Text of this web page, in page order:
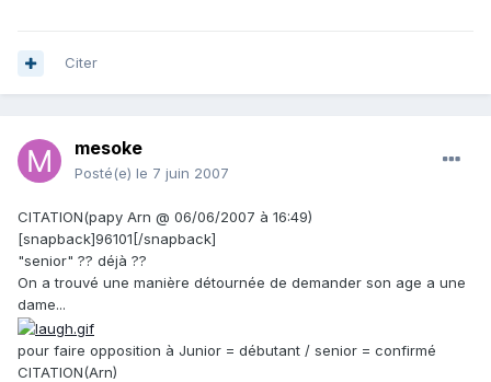
Citer
mesoke
Posté(e) le 7 juin 2007
CITATION(papy Arn @ 06/06/2007 à 16:49)
[snapback]96101[/snapback]
"senior" ?? déjà ??
On a trouvé une manière détournée de demander son age a une
dame...
pour faire opposition à Junior = débutant / senior = confirmé
CITATION(Arn)